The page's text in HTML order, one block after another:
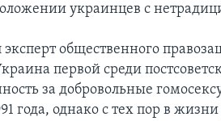
украинцев с
эксперт общественного
первой среди
за добровольные
года, однако с тех пор в